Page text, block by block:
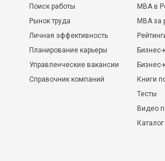
Поиск работы
Рынок труда
Личная эффективность
Планирование карьеры
Управленческие вакансии
Справочник компаний
MBA в
MBA
Бизнес-
Книги
Тесты
Видео